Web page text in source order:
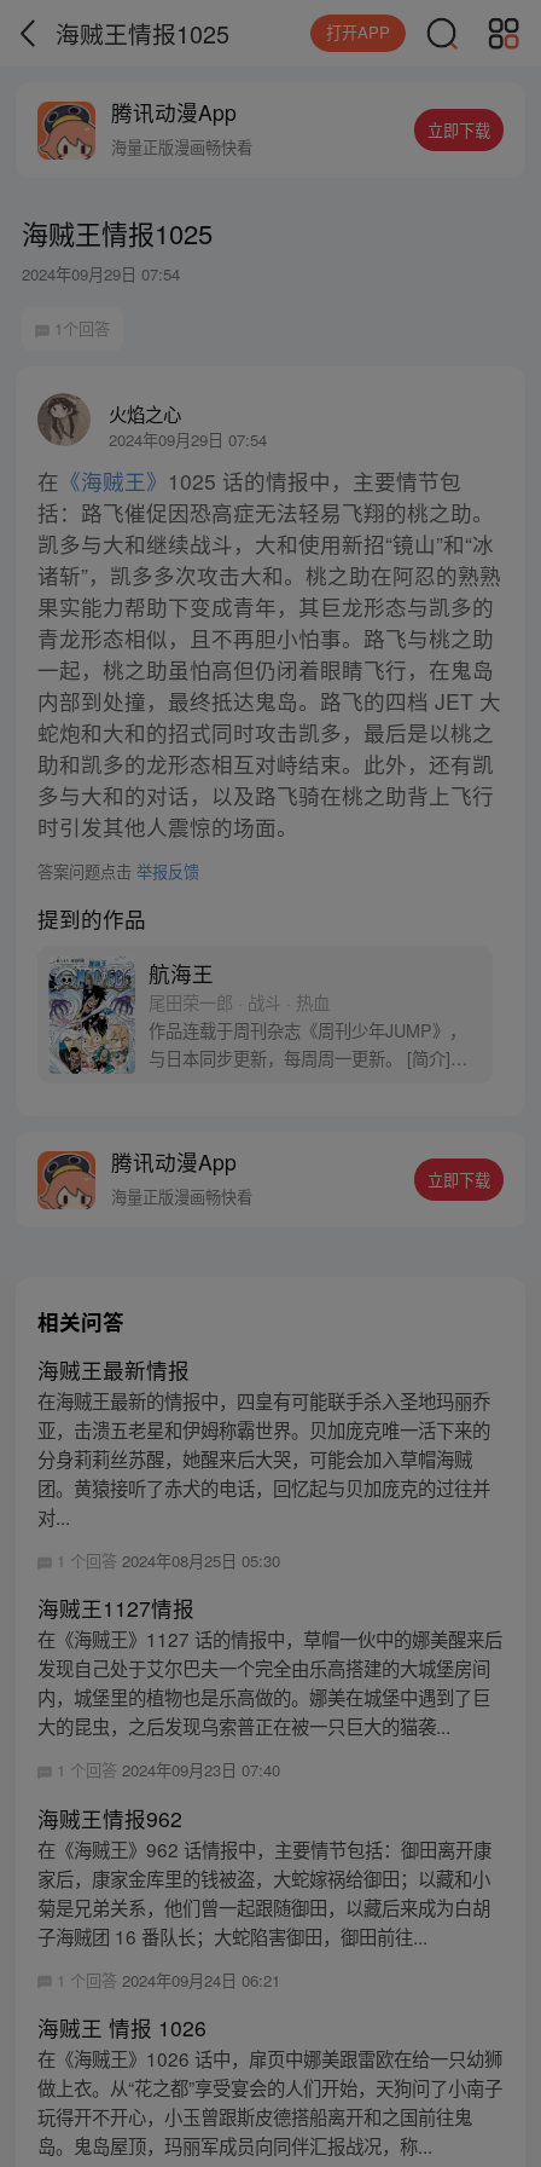
海贼王情报1025 打开APP
腾讯动漫App
海量正版漫画畅快看
立即下载
海贼王情报1025
2024年09月29日 07:54
1个回答
火焰之心
2024年09月29日 07:54
在 《海贼王》 1025 话的情报中，主要情节包
括：路飞催促因恐高症无法轻易飞翔的桃之助。
凯多与大和继续战斗，大和使用新招“镜山”和“冰
诸斩”，凯多多次攻击大和。桃之助在阿忍的熟熟
果实能力帮助下变成青年，其巨龙形态与凯多的
青龙形态相似，且不再胆小怕事。路飞与桃之助
一起，桃之助虽怕高但仍闭着眼睛飞行，在鬼岛
内部到处撞，最终抵达鬼岛。路飞的四档 JET 大
蛇炮和大和的招式同时攻击凯多，最后是以桃之
助和凯多的龙形态相互对峙结束。此外，还有凯
多与大和的对话，以及路飞骑在桃之助背上飞行
时引发其他人震惊的场面。
答案问题点击 举报反馈
提到的作品
航海王
尾田荣一郎 · 战斗 · 热血
作品连载于周刊杂志《周刊少年JUMP》，
与日本同步更新，每周周一更新。 [简介]有
十年后，路飞为实现与因救他而断臂的杰克
斯的约定而出海，开始了以成为海盗王为目
腾讯动漫App
海量正版漫画畅快看
立即下载
相关问答
海贼王最新情报
在海贼王最新的情报中，四皇有可能联手杀入圣地玛丽乔
亚，击溃五老星和伊姆称霸世界。贝加庞克唯一活下来的
分身莉莉丝苏醒，她醒来后大哭，可能会加入草帽海贼
团。黄猿接听了赤犬的电话，回忆起与贝加庞克的过往并
对...
1 个回答 2024年08月25日 05:30
海贼王1127情报
在《海贼王》1127 话的情报中，草帽一伙中的娜美醒来后
发现自己处于艾尔巴夫一个完全由乐高搭建的大城堡房间
内，城堡里的植物也是乐高做的。娜美在城堡中遇到了巨
大的昆虫，之后发现乌索普正在被一只巨大的猫袭...
1 个回答 2024年09月23日 07:40
海贼王情报962
在《海贼王》962 话情报中，主要情节包括：御田离开康
家后，康家金库里的钱被盗，大蛇嫁祸给御田；以藏和小
菊是兄弟关系，他们曾一起跟随御田，以藏后来成为白胡
子海贼团 16 番队长；大蛇陷害御田，御田前往...
1 个回答 2024年09月24日 06:21
海贼王 情报 1026
在《海贼王》1026 话中，扉页中娜美跟雷欧在给一只幼狮
做上衣。从“花之都”享受宴会的人们开始，天狗问了小南子
玩得开不开心，小玉曾跟斯皮德搭船离开和之国前往鬼
岛。鬼岛屋顶，玛丽军成员向同伴汇报战况，称...